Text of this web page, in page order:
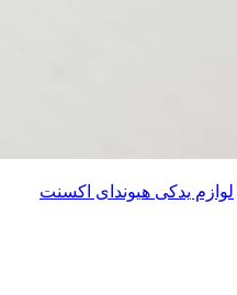
لوازم یدکی هیوندای اکسنت